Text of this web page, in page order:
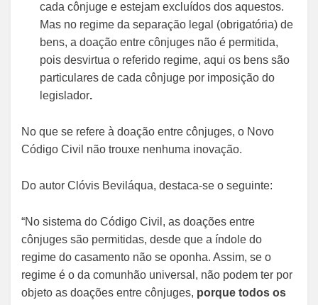
cada cônjuge e estejam excluídos dos aquestos.
Mas no regime da separação legal (obrigatória) de
bens, a doação entre cônjuges não é permitida,
pois desvirtua o referido regime, aqui os bens são
particulares de cada cônjuge por imposição do
legislador.
No que se refere à doação entre cônjuges, o Novo
Código Civil não trouxe nenhuma inovação.
Do autor Clóvis Beviláqua, destaca-se o seguinte:
“No sistema do Código Civil, as doações entre
cônjuges são permitidas, desde que a índole do
regime do casamento não se oponha. Assim, se o
regime é o da comunhão universal, não podem ter por
objeto as doações entre cônjuges, porque todos os